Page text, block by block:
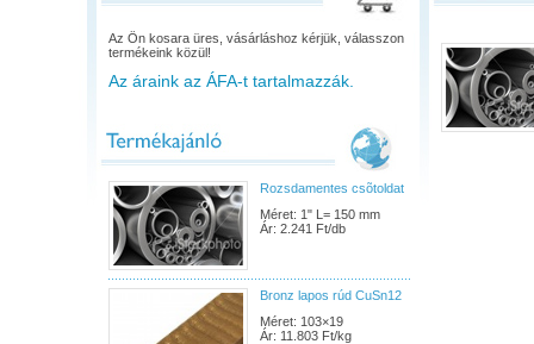
Az Ön kosara üres, vásárláshoz kérjük, válasszon
termékeink közül!
Az áraink az ÁFA-t tartalmazzák.
Rozsdamentes csõtoldat
Méret: 1" L= 150 mm
Ár: 2.241 Ft/db
Bronz lapos rúd CuSn12
Méret: 103×19
Ár: 11.803 Ft/kg